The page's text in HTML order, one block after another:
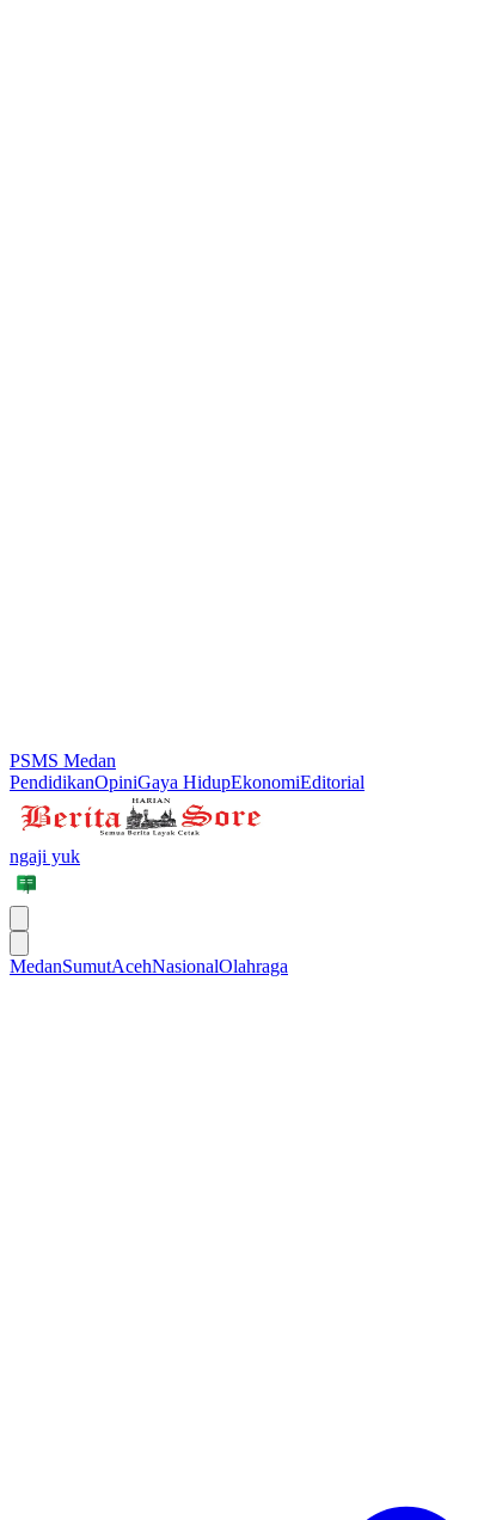
PSMS Medan
PendidikanOpiniGaya HidupEkonomiEditorial
ngaji yuk
MedanSumutAcehNasionalOlahraga